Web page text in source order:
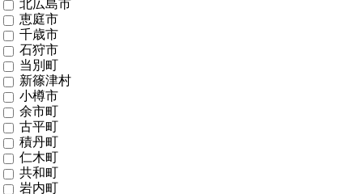
北広島市
恵庭市
千歳市
石狩市
当別町
新篠津村
小樽市
余市町
古平町
積丹町
仁木町
共和町
岩内町